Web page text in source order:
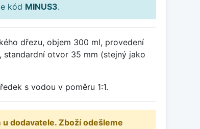
kód MINUS3.
dřezu, objem 300 ml, provedení
standardní otvor 35 mm (stejný jako
s vodou v poměru 1:1.
dodavatele. Zboží odešleme